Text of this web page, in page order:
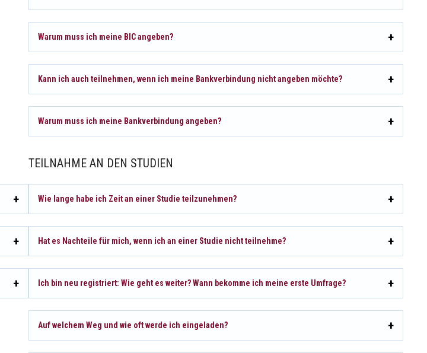
Warum muss ich meine BIC angeben?
Kann ich auch teilnehmen, wenn ich meine Bankverbindung nicht angeben möchte?
Warum muss ich meine Bankverbindung angeben?
TEILNAHME AN DEN STUDIEN
Wie lange habe ich Zeit an einer Studie teilzunehmen?
Hat es Nachteile für mich, wenn ich an einer Studie nicht teilnehme?
Ich bin neu registriert: Wie geht es weiter? Wann bekomme ich meine erste Umfrage?
Auf welchem Weg und wie oft werde ich eingeladen?